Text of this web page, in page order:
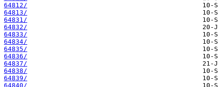
64812/
64813/
64831/
64832/
64833/
64834/
64835/
64836/
64837/
64838/
64839/
64840/